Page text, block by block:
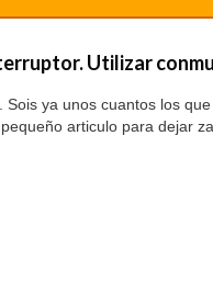
Utilizar
ya unos cuantos los
articulo para dejar